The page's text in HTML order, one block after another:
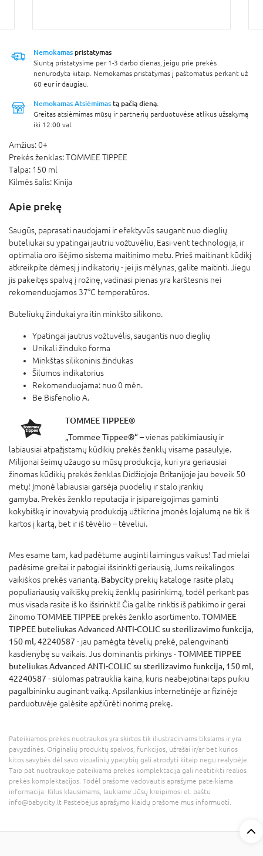
Nemokamas pristatymas
Siuntą pristatysime per 1-3 darbo dienas, jeigu prie prekės
nenurodyta kitaip. Nemokamas pristatymas į paštomatus perkant už
60 eur ir daugiau.
Nemokamas Atsiėmimas tą pačią dieną.
Greitas atsiėmimas mūsų ir partnerių parduotuvėse atlikus užsakymą
iki 12:00 val.
Amžius:0+
Prekės ženklas:TOMMEE TIPPEE
Talpa: 150 ml
Kilmės šalis: Kinija
Apie prekę
Saugūs, paprasati naudojami ir efektyvūs saugant nuo dieglių
buteliukai su ypatingai jautriu vožtuvėliu, Easi-vent technologija, ir
optimalia oro išėjimo sistema maitinimo metu. Prieš maitinant kūdikį
atkreikpite dėmesį į indikatorių - jei jis mėlynas, galite maitinti. Jiegu
jis pakeitęs spalvą į rožinę, vadinasi pienas yra karštesnis nei
rekomenduojamos 37°C temperatūros.
Buteliukų žindukai yra itin minkšto silikono.
Ypatingai jautrus vožtuvėlis, saugantis nuo dieglių
Unikali žinduko forma
Minkštas silikoninis žindukas
Šilumos indikatorius
Rekomenduojama: nuo 0 mėn.
Be Bisfenolio A.
TOMMEE TIPPEE®
„Tommee Tippee®“– vienas patikimiausių ir
labiausiai atpažįstamų kūdikių prekės ženklų visame pasaulyje.
Milijonai šeimų užaugo su mūsų produkcija, kuri yra geriausiai
žinomas kūdikių prekės ženklas Didžiojoje Britanijoje jau beveik 50
metų! Įmonė labiausiai garsėja puodelių ir stalo įrankių
gamyba. Prekės ženklo reputacija ir įsipareigojimas gaminti
kokybišką ir inovatyvią produkciją užtikrina įmonės lojalumą ne tik iš
kartos į kartą, bet ir iš tėvėlio – tėveliui.
Mes esame tam, kad padėtume auginti laimingus vaikus! Tad mielai
padėsime greitai ir patogiai išsirinkti geriausią, Jums reikalingos
vaikiškos prekės variantą. Babycity prekių kataloge rasite platų
populiariausių vaikiškų prekių ženklų pasirinkimą, todėl perkant pas
mus visada rasite iš ko išsirinkti! Čia galite rinktis iš patikimo ir gerai
žinomoTOMMEE TIPPEE prekės ženklo asortimento.TOMMEE
TIPPEE buteliukas Advanced ANTI-COLIC su sterilizavimo funkcija,
150 ml, 42240587 - jau pamėgta tėvelių prekė, palengvinanti
kasdienybę su vaikais. Jus dominantis pirkinys -TOMMEE TIPPEE
buteliukas Advanced ANTI-COLIC su sterilizavimo funkcija, 150 ml,
42240587 - siūlomas patrauklia kaina, kuris neabejotinai taps puikiu
pagalbininku auginant vaiką. Apsilankius internetinėje ar fizinėje
parduotuvėje galėsite apžiūrėti norimą prekę.
Pateikiamos prekės nuotraukos yra skirtos tik iliustraciniams tikslams ir yra
pavyzdinės. Originalių produktų spalvos, funkcijos, užrašai ir/ar bet kurios
kitos savybės dėl savo vizualinių ypatybių gali atrodyti kitaip negu realybėje.
Taip pat nuotraukoje pateikiama prekės komplektacija gali neatitikti realios
prekės komplektacijos. Todėl prašome vadovautis aprašyme pateikiama
informacija. Kilus klausimams, laukiame Jūsų kreipimosi el. paštu
info@babycity.lt Pastebėjus aprašymo klaidų prašome mus informuoti.